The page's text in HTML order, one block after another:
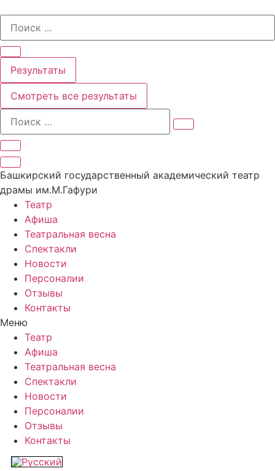
содержимому
Search
Результаты
Смотреть все результаты
Башкирский государственный академический театр
драмы им.М.Гафури
Театр
Афиша
Театральная весна
Спектакли
Новости
Персоналии
Отзывы
Контакты
Меню
Театр
Афиша
Театральная весна
Спектакли
Новости
Персоналии
Отзывы
Контакты